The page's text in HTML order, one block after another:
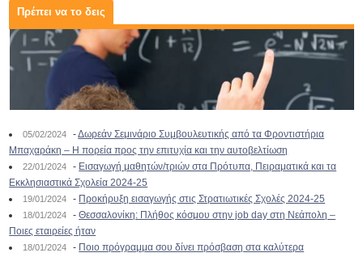
Πρέπει να το δεις
05/02/2024 -Δωρεάν Σεμινάριο Συμβουλευτικής από τα Φροντιστήρια
Μπαχαράκη – Η πορεία προς την επιτυχία και την αυτοβελτίωση
22/01/2024 - Εισαγωγή μαθητών/τριών στα Πρότυπα, Πειραματικά και τα
Εκκλησιαστικά Σχολεία 2024-25
19/01/2024 - Προκήρυξη εισαγωγής στις Στρατιωτικές Σχολές 2024-25
18/01/2024 -Θεσσαλονίκη: Πλήθος κόσμου στην job day στη Νεάπολη –
Ποιες εταιρείες ήταν
18/01/2024 - Ποιο πρόγραμμα σου δίνει πρόσβαση στα καλύτερα